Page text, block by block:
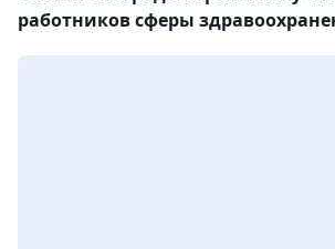
работников сферы